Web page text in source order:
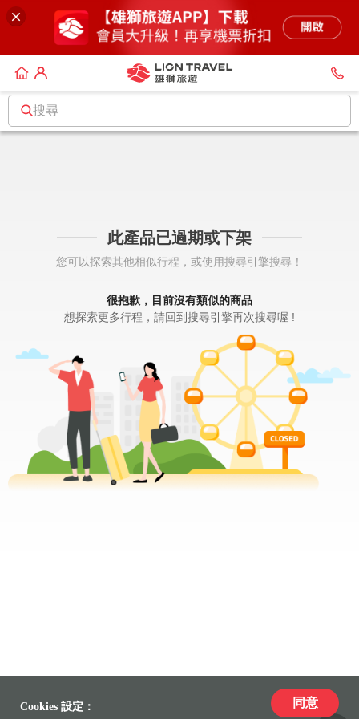
搜尋
此產品已過期或下架
您可以探索其他相似行程，或使用搜尋引擎搜尋！
很抱歉，目前沒有類似的商品
想探索更多行程，請回到搜尋引擎再次搜尋喔 !
Cookies 設定： 同意